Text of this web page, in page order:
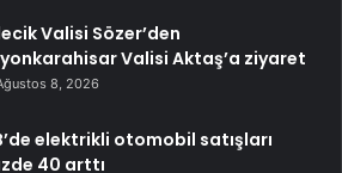
Valisi Sözer’den
Valisi Aktaş’a ziyaret
8, 2026
elektrikli otomobil satışları
40 arttı